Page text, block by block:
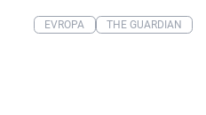
EVROPA THE GUARDIAN